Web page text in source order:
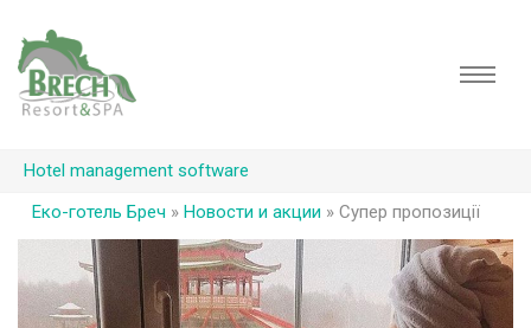
Hotel management software
Еко-готель Бреч » Новости и акции » Cупер пропозиції